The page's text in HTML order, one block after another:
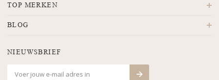
TOP MERKEN
BLOG
NIEUWSBRIEF